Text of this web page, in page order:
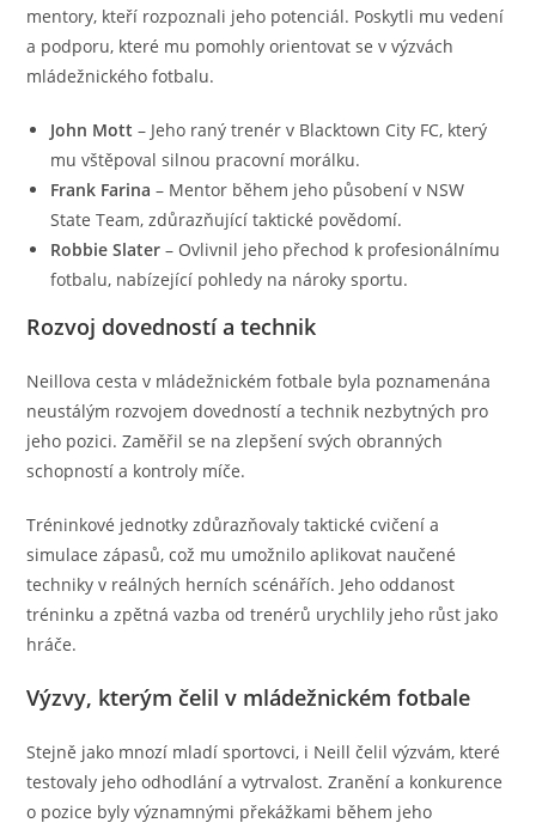
mentory, kteří rozpoznali jeho potenciál. Poskytli mu vedení
a podporu, které mu pomohly orientovat se v výzvách
mládežnického fotbalu.
John Mott – Jeho raný trenér v Blacktown City FC, který
mu vštěpoval silnou pracovní morálku.
Frank Farina – Mentor během jeho působení v NSW
State Team, zdůrazňující taktické povědomí.
Robbie Slater – Ovlivnil jeho přechod k profesionálnímu
fotbalu, nabízející pohledy na nároky sportu.
Rozvoj dovedností a technik
Neillova cesta v mládežnickém fotbale byla poznamenána
neustálým rozvojem dovedností a technik nezbytných pro
jeho pozici. Zaměřil se na zlepšení svých obranných
schopností a kontroly míče.
Tréninkové jednotky zdůrazňovaly taktické cvičení a
simulace zápasů, což mu umožnilo aplikovat naučené
techniky v reálných herních scénářích. Jeho oddanost
tréninku a zpětná vazba od trenérů urychlily jeho růst jako
hráče.
Výzvy, kterým čelil v mládežnickém fotbale
Stejně jako mnozí mladí sportovci, i Neill čelil výzvám, které
testovaly jeho odhodlání a vytrvalost. Zranění a konkurence
o pozice byly významnými překážkami během jeho